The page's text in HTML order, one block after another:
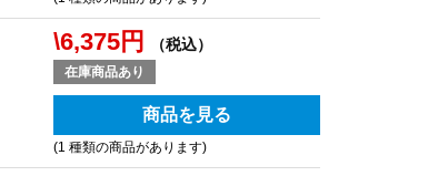
\6,375円 （税込）
在庫商品あり
商品を見る
(1 種類の商品があります)